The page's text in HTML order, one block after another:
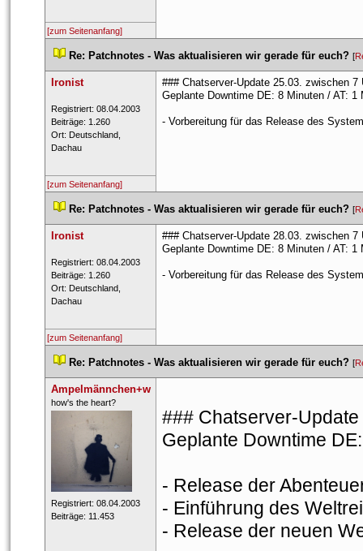
[zum Seitenanfang]
Re: Patchnotes - Was aktualisieren wir gerade für euch? [
Ironist
Registriert: 08.04.2003
Beiträge: 1.260
Ort: Deutschland,
Dachau
### Chatserver-Update 25.03. zwischen 7
Geplante Downtime DE: 8 Minuten / AT: 1
- Vorbereitung für das Release des
[zum Seitenanfang]
Re: Patchnotes - Was aktualisieren wir gerade für euch? [
Ironist
Registriert: 08.04.2003
Beiträge: 1.260
Ort: Deutschland,
Dachau
### Chatserver-Update 28.03. zwischen 7
Geplante Downtime DE: 8 Minuten / AT: 1
- Vorbereitung für das Release des
[zum Seitenanfang]
Re: Patchnotes - Was aktualisieren wir gerade für euch? [
Ampelmännchen+w
​how's the heart?
Registriert: 08.04.2003
Beiträge: 11.453
### Chatserver-
Geplante Downtime
- Release der
- Einführung des
- Release der neuen